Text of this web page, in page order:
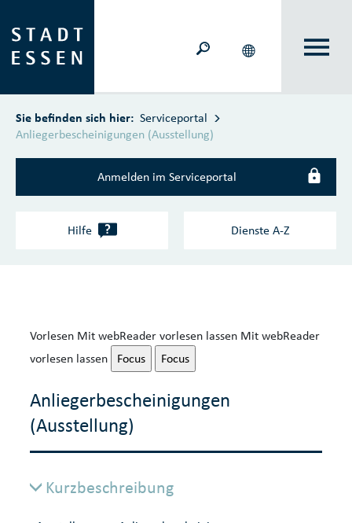
Sie befinden sich hier: Serviceportal
Anliegerbescheinigungen (Ausstellung)
Anmelden im Serviceportal
Hilfe ? Dienste A‑Z
Vorlesen Mit webReader vorlesen lassen Mit webReader
vorlesen lassen
Focus Focus
Anliegerbescheinigungen
(Ausstellung)
Kurzbeschreibung